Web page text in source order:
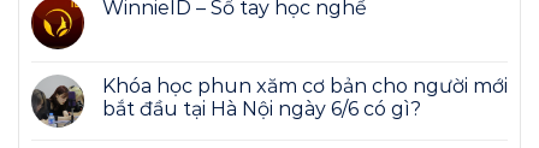
WinnieID – Sổ tay học nghề
Khóa học phun xăm cơ bản cho người mới
bắt đầu tại Hà Nội ngày 6/6 có gì?